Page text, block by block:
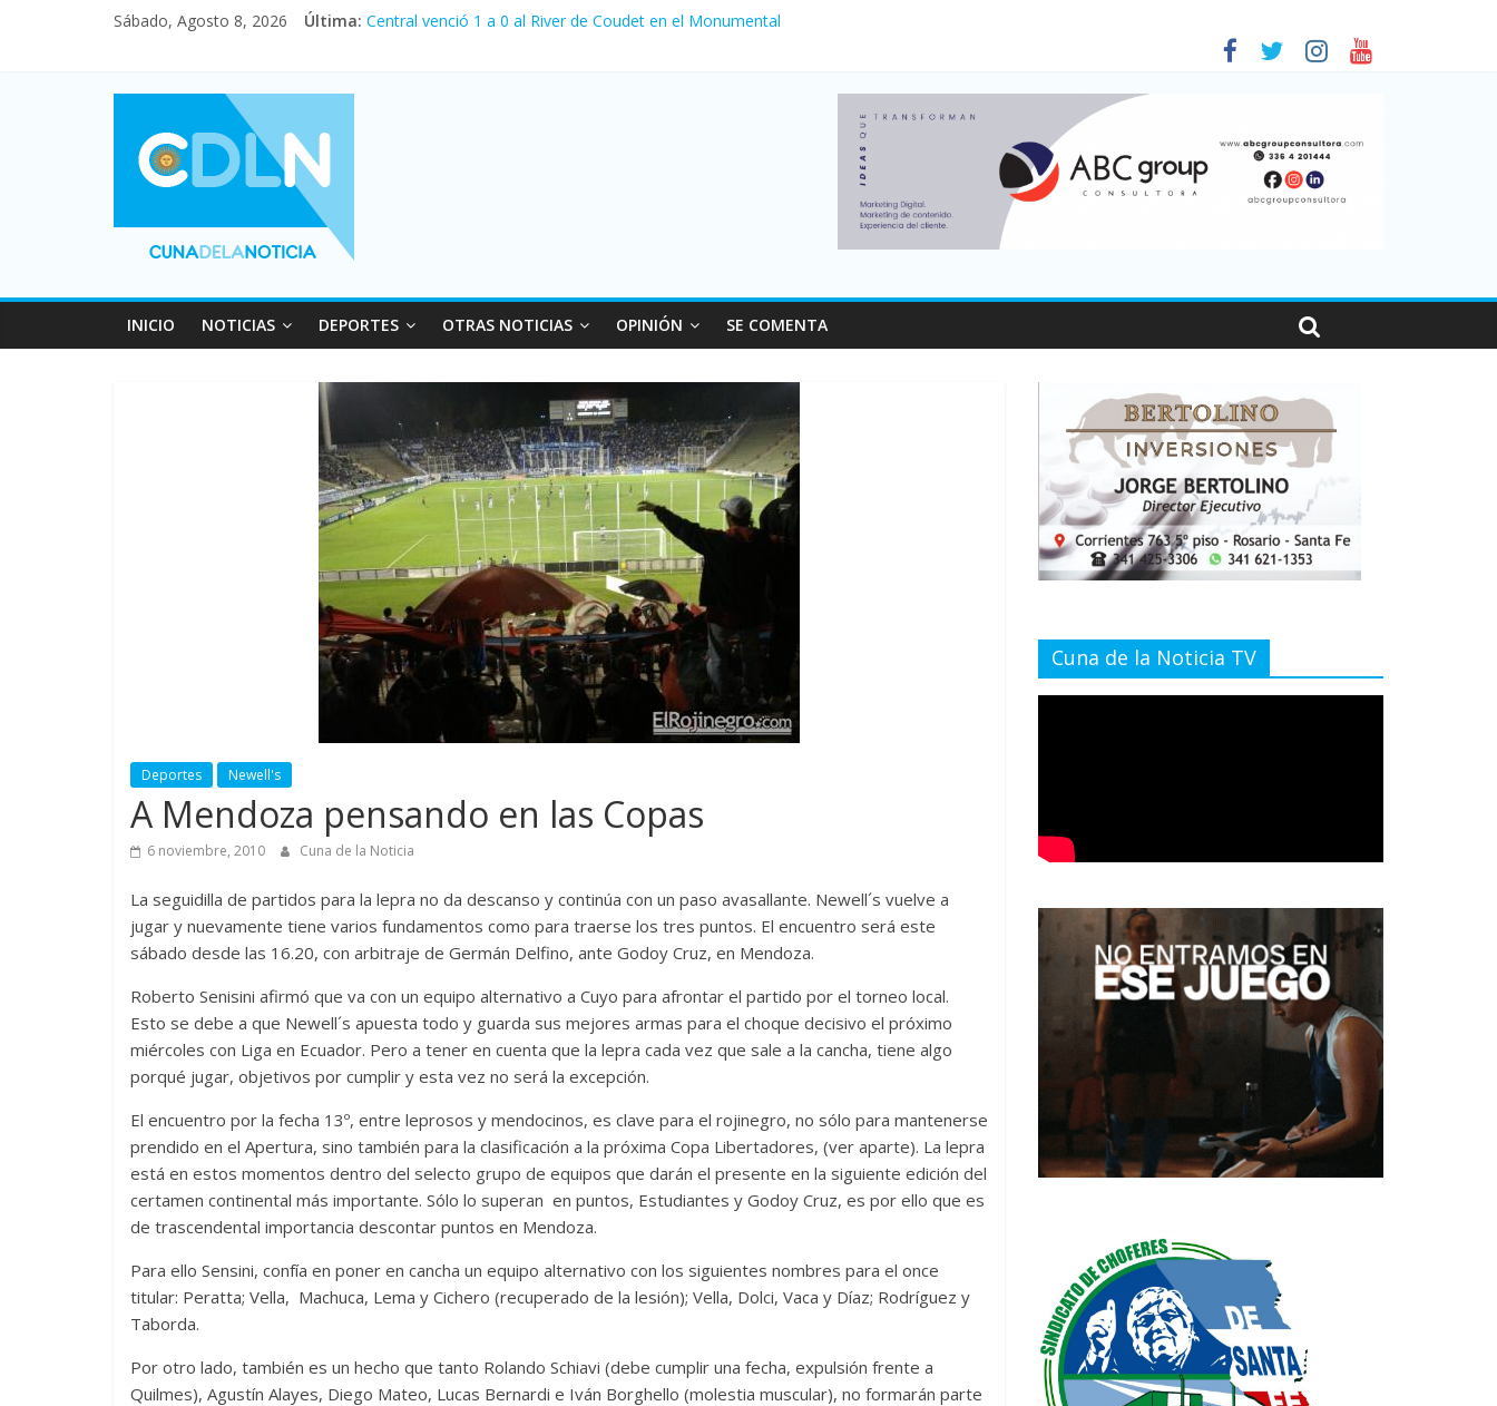
Sábado, Agosto 8, 2026 Última: Central venció 1 a 0 al River de Coudet en el Monumental
Vacaciones de invierno con más movimiento y consumo turístico: 4,6 millones de personas viajaron por el país, un 5,9% más que en 2025
Fuerte caída de la venta de autos usados en julio: bajó un 12,6% interanual
INICIO NOTICIAS DEPORTES OTRAS NOTICIAS OPINIÓN SE COMENTA
Deportes Newell's
A Mendoza pensando en las Copas
6 noviembre, 2010 Cuna de la Noticia
La seguidilla de partidos para la lepra no da descanso y continúa con un paso avasallante. Newell´s vuelve a
jugar y nuevamente tiene varios fundamentos como para traerse los tres puntos. El encuentro será este
sábado desde las 16.20, con arbitraje de Germán Delfino, ante Godoy Cruz, en Mendoza.
Roberto Senisini afirmó que va con un equipo alternativo a Cuyo para afrontar el partido por el torneo local.
Esto se debe a que Newell´s apuesta todo y guarda sus mejores armas para el choque decisivo el próximo
miércoles con Liga en Ecuador. Pero a tener en cuenta que la lepra cada vez que sale a la cancha, tiene algo
porqué jugar, objetivos por cumplir y esta vez no será la excepción.
El encuentro por la fecha 13º, entre leprosos y mendocinos, es clave para el rojinegro, no sólo para mantenerse
prendido en el Apertura, sino también para la clasificación a la próxima Copa Libertadores, (ver aparte). La lepra
está en estos momentos dentro del selecto grupo de equipos que darán el presente en la siguiente edición del
certamen continental más importante. Sólo lo superan en puntos, Estudiantes y Godoy Cruz, es por ello que es
de trascendental importancia descontar puntos en Mendoza.
Para ello Sensini, confía en poner en cancha un equipo alternativo con los siguientes nombres para el once
titular: Peratta; Vella, Machuca, Lema y Cichero (recuperado de la lesión); Vella, Dolci, Vaca y Díaz; Rodríguez y
Taborda.
Por otro lado, también es un hecho que tanto Rolando Schiavi (debe cumplir una fecha, expulsión frente a
Quilmes), Agustín Alayes, Diego Mateo, Lucas Bernardi e Iván Borghello (molestia muscular), no formarán parte
Cuna de la Noticia TV